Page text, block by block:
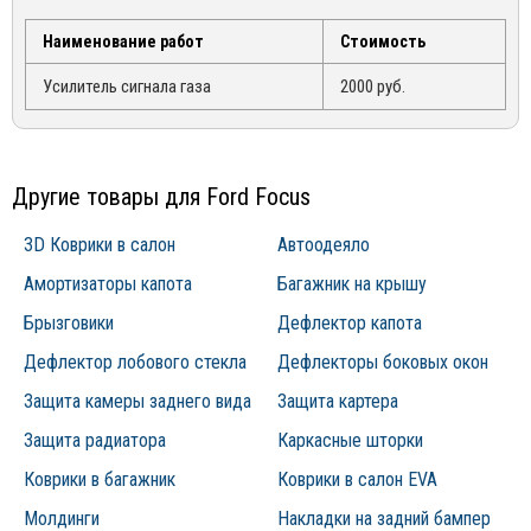
запоминает текущий режим.
sales@mirdopov.ru
Наименование работ Стоимость
Усилитель сигнала газа 2000 руб.
Другие товары для Ford Focus
3D Коврики в салон
Автоодеяло
Амортизаторы капота
Багажник на крышу
Брызговики
Дефлектор капота
Дефлектор лобового стекла
Дефлекторы боковых окон
Защита камеры заднего вида
Защита картера
Защита радиатора
Каркасные шторки
Коврики в багажник
Коврики в салон EVA
Молдинги
Накладки на задний бампер